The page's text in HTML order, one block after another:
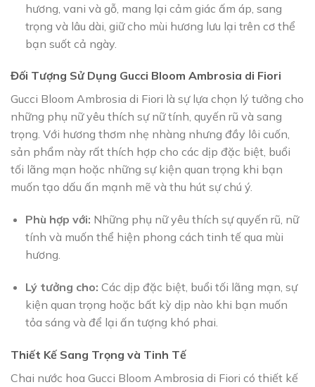
hương, vani và gỗ, mang lại cảm giác ấm áp, sang
trọng và lâu dài, giữ cho mùi hương lưu lại trên cơ thể
bạn suốt cả ngày.
Đối Tượng Sử Dụng Gucci Bloom Ambrosia di Fiori
Gucci Bloom Ambrosia di Fiori là sự lựa chọn lý tưởng cho
những phụ nữ yêu thích sự nữ tính, quyến rũ và sang
trọng. Với hương thơm nhẹ nhàng nhưng đầy lôi cuốn,
sản phẩm này rất thích hợp cho các dịp đặc biệt, buổi
tối lãng mạn hoặc những sự kiện quan trọng khi bạn
muốn tạo dấu ấn mạnh mẽ và thu hút sự chú ý.
Phù hợp với: Những phụ nữ yêu thích sự quyến rũ, nữ
tính và muốn thể hiện phong cách tinh tế qua mùi
hương.
Lý tưởng cho: Các dịp đặc biệt, buổi tối lãng mạn, sự
kiện quan trọng hoặc bất kỳ dịp nào khi bạn muốn
tỏa sáng và để lại ấn tượng khó phai.
Thiết Kế Sang Trọng và Tinh Tế
Chai nước hoa Gucci Bloom Ambrosia di Fiori có thiết kế